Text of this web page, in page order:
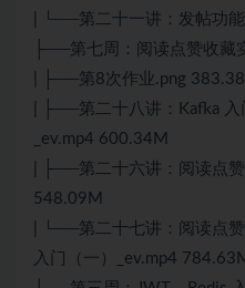
| └──第二十一讲：发帖功
├──第七周：阅读点赞收藏
| ├──第8次作业.png
| ├──第二十八讲：Kafka
_ev.mp4 600.34M
| ├──第二十六讲：阅读点
548.09M
| └──第二十七讲：阅读点
入门（一）_ev.mp4